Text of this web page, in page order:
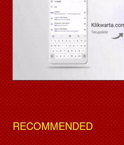
RECOMMENDED